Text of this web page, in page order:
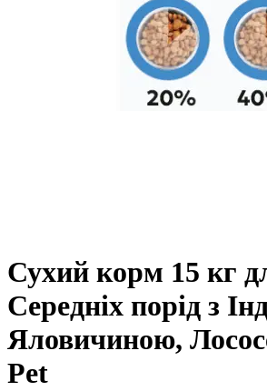
Сухий корм 15 кг
Середніх порід з
Яловичиною,
Pet